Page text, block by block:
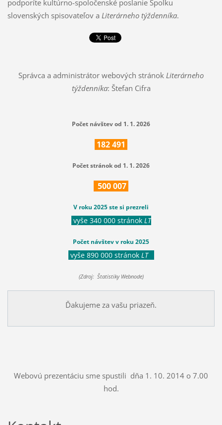
podporíte kultúrno-spoločenské poslanie Spolku
slovenských spisovateľov a Literárneho týždenníka.
Správca a administrátor webových stránok Literárneho
týždenníka: Štefan Cifra
Počet návštev od 1. 1. 2026
182491
Počet stránok od 1. 1. 2026
500007
V roku 2025 ste si prezreli
vyše 340 000 stránok LT
Počet návštev v roku 2025
vyše 890 000 stránok LT
(Zdroj: Štatistiky Webnode)
Ďakujeme za vašu priazeň.
Webovú prezentáciu sme spustili dňa 1. 10. 2014 o 7.00
hod.